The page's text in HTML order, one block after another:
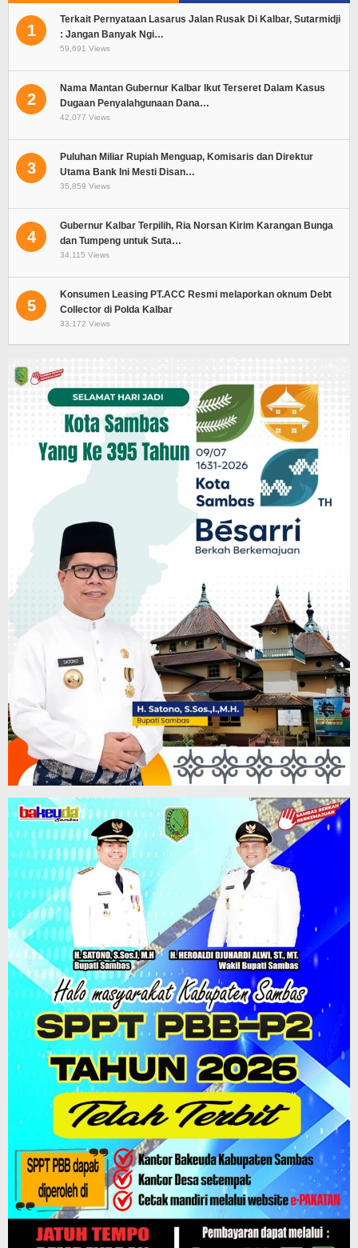
1
Terkait Pernyataan Lasarus Jalan Rusak Di Kalbar, Sutarmidji
: Jangan Banyak Ngi…
59,691 Views
2
Nama Mantan Gubernur Kalbar Ikut Terseret Dalam Kasus
Dugaan Penyalahgunaan Dana…
42,077 Views
3
Puluhan Miliar Rupiah Menguap, Komisaris dan Direktur
Utama Bank Ini Mesti Disan…
35,859 Views
4
Gubernur Kalbar Terpilih, Ria Norsan Kirim Karangan Bunga
dan Tumpeng untuk Suta…
34,115 Views
5
Konsumen Leasing PT.ACC Resmi melaporkan oknum Debt
Collector di Polda Kalbar
33,172 Views